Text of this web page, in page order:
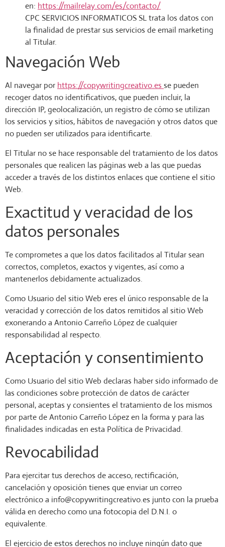
en: https://mailrelay.com/es/contacto/
CPC SERVICIOS INFORMATICOS SL trata los datos con
la finalidad de prestar sus servicios de email marketing
al Titular.
Navegación Web
Al navegar por https://copywritingcreativo.es se pueden
recoger datos no identificativos, que pueden incluir, la
dirección IP, geolocalización, un registro de cómo se utilizan
los servicios y sitios, hábitos de navegación y otros datos que
no pueden ser utilizados para identificarte.
El Titular no se hace responsable del tratamiento de los datos
personales que realicen las páginas web a las que puedas
acceder a través de los distintos enlaces que contiene el sitio
Web.
Exactitud y veracidad de los
datos personales
Te comprometes a que los datos facilitados al Titular sean
correctos, completos, exactos y vigentes, así como a
mantenerlos debidamente actualizados.
Como Usuario del sitio Web eres el único responsable de la
veracidad y corrección de los datos remitidos al sitio Web
exonerando a Antonio Carreño López de cualquier
responsabilidad al respecto.
Aceptación y consentimiento
Como Usuario del sitio Web declaras haber sido informado de
las condiciones sobre protección de datos de carácter
personal, aceptas y consientes el tratamiento de los mismos
por parte de Antonio Carreño López en la forma y para las
finalidades indicadas en esta Política de Privacidad.
Revocabilidad
Para ejercitar tus derechos de acceso, rectificación,
cancelación y oposición tienes que enviar un correo
electrónico a info@copywritingcreativo.es junto con la prueba
válida en derecho como una fotocopia del D.N.I. o
equivalente.
El ejercicio de estos derechos no incluye ningún dato que